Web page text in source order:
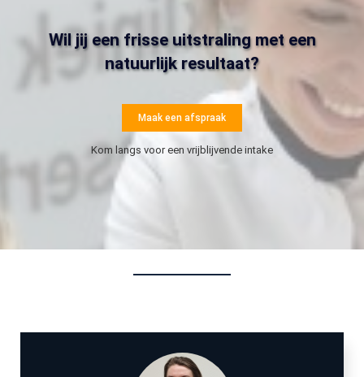
Wil jij een frisse uitstraling met een
natuurlijk resultaat?
Maak een afspraak
Kom langs voor een vrijblijvende intake